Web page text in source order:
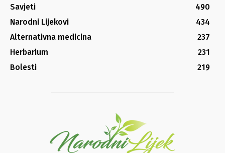
Savjeti
490
Narodni Lijekovi
434
Alternativna medicina
237
Herbarium
231
Bolesti
219